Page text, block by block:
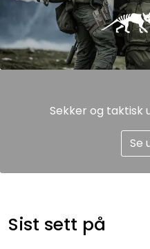
Sekker og taktisk
Se
Sist sett på